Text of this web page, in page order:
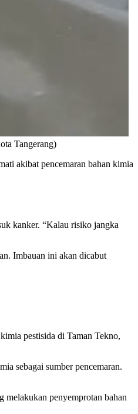
Tangerang)
akibat pencemaran bahan kimia
kanker. “Kalau risiko jangka
Imbauan ini akan dicabut
pestisida di Taman Tekno,
sebagai sumber pencemaran.
melakukan penyemprotan bahan